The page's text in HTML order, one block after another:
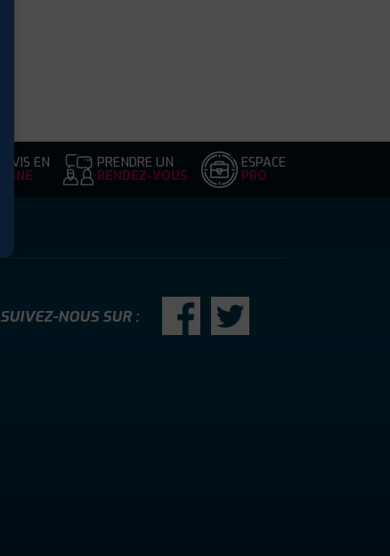
DEVIS EN
LIGNE
PRENDRE UN
RENDEZ-VOUS
ESPACE
PRO
SUIVEZ-NOUS SUR :